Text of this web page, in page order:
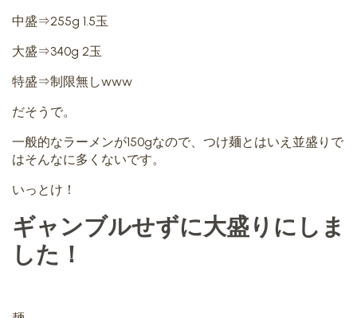
中盛⇒255g 1.5玉
大盛⇒340g 2玉
特盛⇒制限無しwww
だそうで。
一般的なラーメンが150gなので、つけ麺とはいえ並盛りで
はそんなに多くないです。
いっとけ！
ギャンブルせずに大盛りにしま
した！